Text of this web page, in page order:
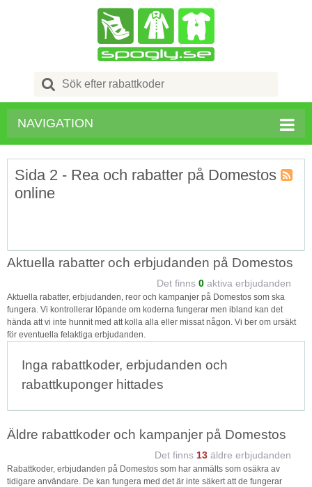
Search
for:
NAVIGATION
Sida 2 - Rea och rabatter på Domestos
online
Aktuella rabatter och erbjudanden på Domestos
Det finns 0 aktiva erbjudanden
Aktuella rabatter, erbjudanden, reor och kampanjer på Domestos som ska
fungera. Vi kontrollerar löpande om koderna fungerar men ibland kan det
hända att vi inte hunnit med att kolla alla eller missat någon. Vi ber om ursäkt
för eventuella felaktiga erbjudanden.
Inga rabattkoder, erbjudanden och
rabattkuponger hittades
Äldre rabattkoder och kampanjer på Domestos
Det finns 13 äldre erbjudanden
Rabattkoder, erbjudanden på Domestos som har anmälts som osäkra av
tidigare användare. De kan fungera med det är inte säkert att de fungerar